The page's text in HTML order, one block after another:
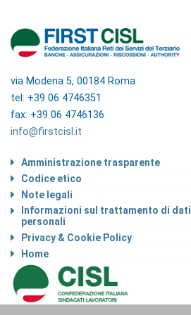
via Modena 5, 00184 Roma
tel: +39 06 4746351
fax: +39 06 4746136
info@firstcisl.it
Amministrazione trasparente
Codice etico
Note legali
Informazioni sul trattamento di dati
personali
Privacy & Cookie Policy
Home